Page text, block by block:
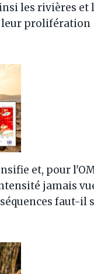
les rivières et
leur prolifération
et, pour
jamais
faut-il